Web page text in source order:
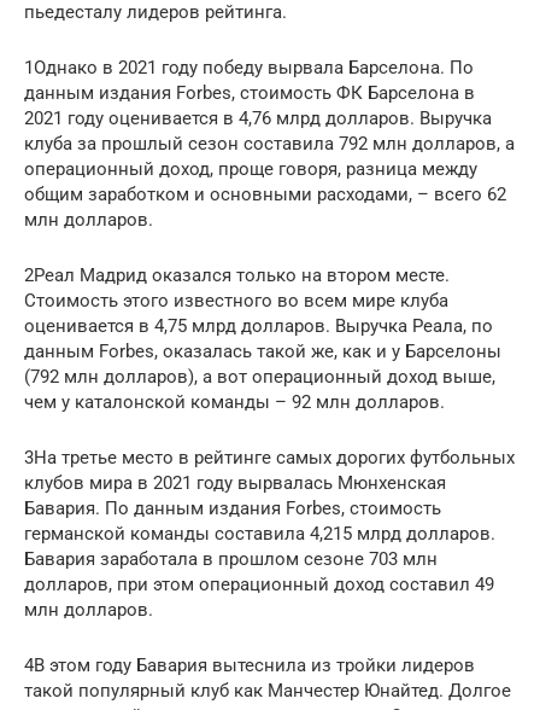
пьедесталу лидеров рейтинга.
1Однако в 2021 году победу вырвала Барселона. По
данным издания Forbes, стоимость ФК Барселона в
2021 году оценивается в 4,76 млрд долларов. Выручка
клуба за прошлый сезон составила 792 млн долларов, а
операционный доход, проще говоря, разница между
общим заработком и основными расходами, – всего 62
млн долларов.
2Реал Мадрид оказался только на втором месте.
Стоимость этого известного во всем мире клуба
оценивается в 4,75 млрд долларов. Выручка Реала, по
данным Forbes, оказалась такой же, как и у Барселоны
(792 млн долларов), а вот операционный доход выше,
чем у каталонской команды – 92 млн долларов.
3На третье место в рейтинге самых дорогих футбольных
клубов мира в 2021 году вырвалась Мюнхенская
Бавария. По данным издания Forbes, стоимость
германской команды составила 4,215 млрд долларов.
Бавария заработала в прошлом сезоне 703 млн
долларов, при этом операционный доход составил 49
млн долларов.
4В этом году Бавария вытеснила из тройки лидеров
такой популярный клуб как Манчестер Юнайтед. Долгое